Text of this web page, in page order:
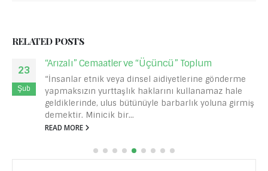
RELATEDPOSTS
23
Şub
“Arızalı” Cemaatler ve “Üçüncü” Toplum
“İnsanlar etnik veya dinsel aidiyetlerine gönderme
yapmaksızın yurttaşlık haklarını kullanamaz hale
geldiklerinde, ulus bütünüyle barbarlık yoluna girmiş
demektir. Minicik bir...
READ MORE